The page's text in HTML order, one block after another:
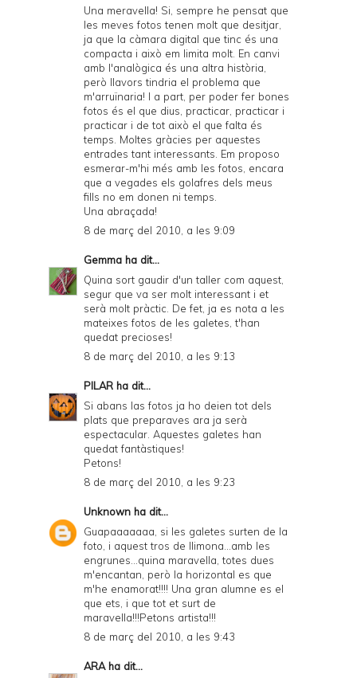
Una meravella! Si, sempre he pensat que
les meves fotos tenen molt que desitjar,
ja que la càmara digital que tinc és una
compacta i això em limita molt. En canvi
amb l'analògica és una altra història,
però llavors tindria el problema que
m'arruïnaria! I a part, per poder fer bones
fotos és el que dius, practicar, practicar i
practicar i de tot això el que falta és
temps. Moltes gràcies per aquestes
entrades tant interessants. Em proposo
esmerar-m'hi més amb les fotos, encara
que a vegades els golafres dels meus
fills no em donen ni temps.
Una abraçada!
8 de març del 2010, a les 9:09
Gemma ha dit...
Quina sort gaudir d'un taller com aquest,
segur que va ser molt interessant i et
serà molt pràctic. De fet, ja es nota a les
mateixes fotos de les galetes, t'han
quedat precioses!
8 de març del 2010, a les 9:13
PILAR ha dit...
Si abans las fotos ja ho deien tot dels
plats que preparaves ara ja serà
espectacular. Aquestes galetes han
quedat fantàstiques!
Petons!
8 de març del 2010, a les 9:23
Unknown ha dit...
Guapaaaaaaa, si les galetes surten de la
foto, i aquest tros de llimona...amb les
engrunes...quina maravella, totes dues
m'encantan, però la horizontal es que
m'he enamorat!!!! Una gran alumne es el
que ets, i que tot et surt de
maravella!!!Petons artista!!!
8 de març del 2010, a les 9:43
ARAha dit...